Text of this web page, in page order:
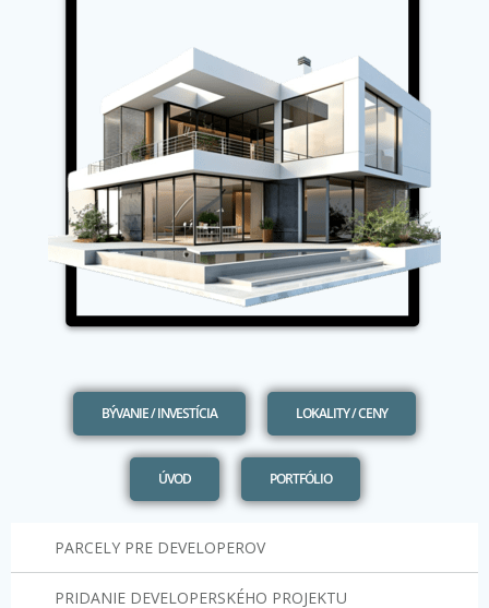
BÝVANIE / INVESTÍCIA LOKALITY / CENY
ÚVOD PORTFÓLIO
PARCELY PRE DEVELOPEROV
PRIDANIE DEVELOPERSKÉHO PROJEKTU